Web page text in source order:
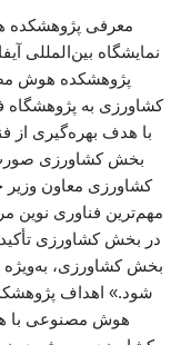
معرفی
نمایشگاه بین‌المللی
پژوهشکده هوش
کشاورزی به پژوهشگاه
با هدف بهره‌گیری از
بخش کشاورزی
کشاورزی معاون
مهم‌ترین فناوری نوین
در بخش کشاورزی تأکید
بخش کشاورزی، به‌ویژه
شود.» اهداف
هوش مصنوعی با